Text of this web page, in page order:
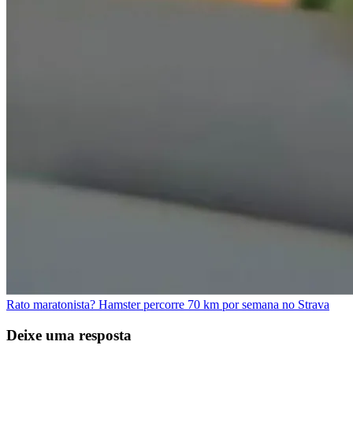
Rato maratonista? Hamster percorre 70 km por semana no Strava
Deixe uma resposta